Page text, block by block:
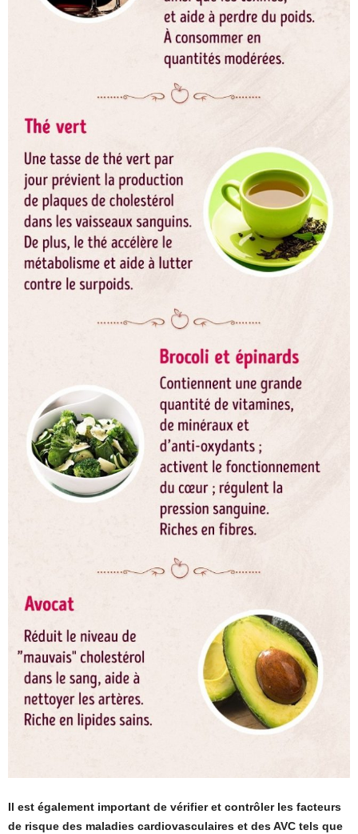
Il est également important de vérifier et contrôler les facteurs
de risque des maladies cardiovasculaires et des AVC tels que